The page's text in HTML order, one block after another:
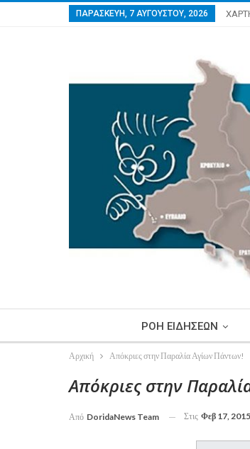
ΠΑΡΑΣΚΕΥΉ, 7 ΑΥΓΟΎΣΤΟΥ, 2026
ΡΟΗ ΕΙΔΗΣΕΩΝ
Αρχική Απόκριες στην Παραλία Αγίων Πάντων!
Απόκριες στην
Από DoridaNews Team Στις Φεβ 17, 2015